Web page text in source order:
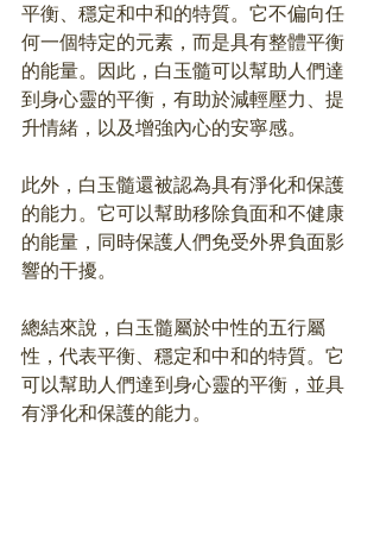
平衡、穩定和中和的特質。它不偏向任
何一個特定的元素，而是具有整體平衡
的能量。因此，白玉髓可以幫助人們達
到身心靈的平衡，有助於減輕壓力、提
升情緒，以及增強內心的安寧感。
此外，白玉髓還被認為具有淨化和保護
的能力。它可以幫助移除負面和不健康
的能量，同時保護人們免受外界負面影
響的干擾。
總結來說，白玉髓屬於中性的五行屬
性，代表平衡、穩定和中和的特質。它
可以幫助人們達到身心靈的平衡，並具
有淨化和保護的能力。